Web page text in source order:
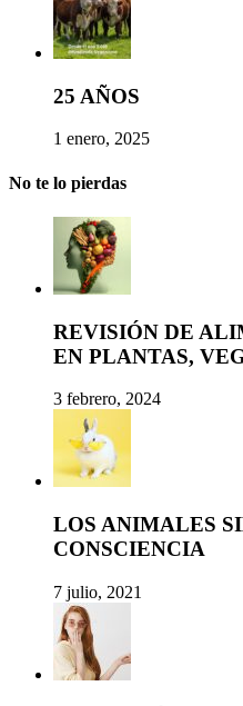
25 AÑOS
1 enero, 2025
No te lo pierdas
REVISIÓN DE
EN PLANTAS,
3 febrero, 2024
LOS ANIMALES
CONSCIENCIA
7 julio, 2021